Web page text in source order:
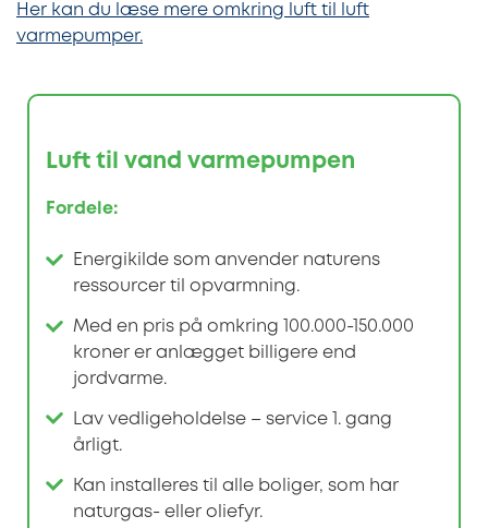
Her kan du læse mere omkring luft til luft
varmepumper.
Luft til vand varmepumpen
Fordele:
Energikilde som anvender naturens
ressourcer til opvarmning.
Med en pris på omkring 100.000-150.000
kroner er anlægget billigere end
jordvarme.
Lav vedligeholdelse – service 1. gang
årligt.
Kan installeres til alle boliger, som har
naturgas- eller oliefyr.